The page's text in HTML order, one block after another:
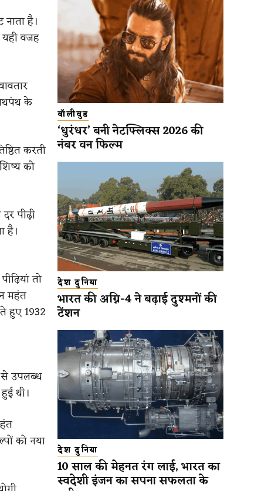
है।
वजह
के
करती
को
पीढ़ी
है।
तो
महंत
हुए 1932
से उपलब्ध
थी।
को नया
बॉलीवुड
‘धुरंधर’ बनी नेटफ्लिक्स 2026 की
नंबर वन फिल्म
देश दुनिया
भारत की अग्नि-4 ने बढ़ाई दुश्मनों की
टेंशन
देश दुनिया
10 साल की मेहनत रंग लाई, भारत का
स्वदेशी इंजन का सपना सफलता के